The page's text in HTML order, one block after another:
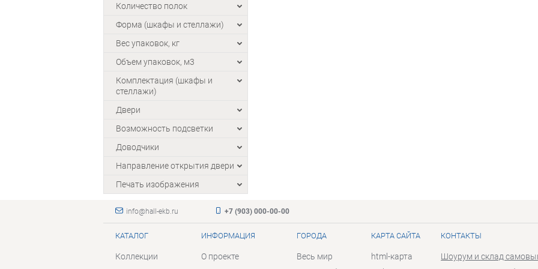
Количество полок
Форма (шкафы и стеллажи)
Вес упаковок, кг
Объем упаковок, м3
Комплектация (шкафы и
стеллажи)
Двери
Возможность подсветки
Доводчики
Направление открытия двери
Печать изображения
info@hall-ekb.ru +7 (903) 000-00-00
КАТАЛОГ
Коллекции
ИНФОРМАЦИЯ
О проекте
ГОРОДА
Весь мир
КАРТА САЙТА
html-карта
КОНТАКТЫ
Шоурум и склад